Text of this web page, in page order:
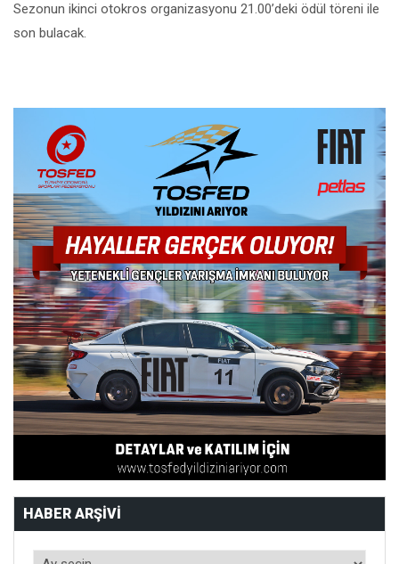
Sezonun ikinci otokros organizasyonu 21.00’deki ödül töreni ile
son bulacak.
HABER ARŞIVI